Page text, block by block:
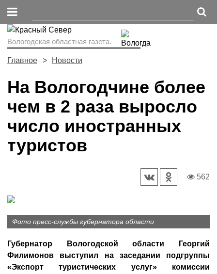
Вологодская областная газета.
Главное Новости
На Вологодчине более
чем в 2 раза выросло
число иностранных
туристов
562
Фото пресс-службы губернатора области
Губернатор Вологодской области Георгий
Филимонов выступил на заседании подгруппы
«Экспорт туристических услуг» комиссии